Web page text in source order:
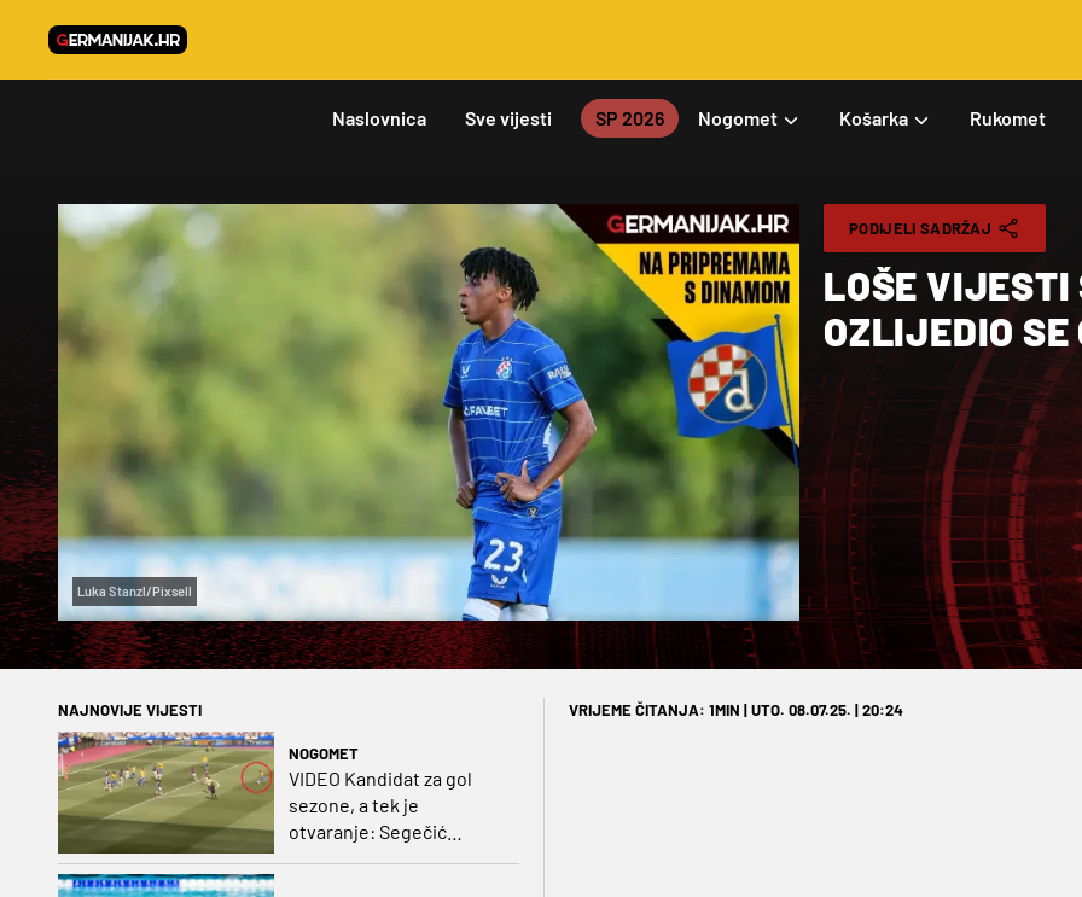
Naslovnica Sve vijesti SP 2026 Nogomet Košarka Rukomet
Luka Stanzl/Pixsell
PODIJELI SADRŽAJ
LOŠE VIJESTI
OZLIJEDIO
NAJNOVIJE VIJESTI
NOGOMET
VIDEO Kandidat za gol
sezone, a tek je
otvaranje: Segečić
VRIJEME ČITANJA: 1MIN | UTO. 08.07.25. | 20:24